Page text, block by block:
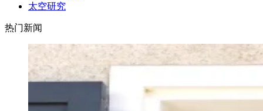
太空研究
热门新闻